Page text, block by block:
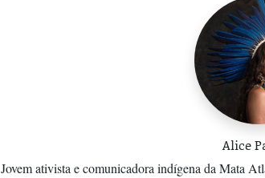
Alice
Jovem ativista e comunicadora indígena da Mata